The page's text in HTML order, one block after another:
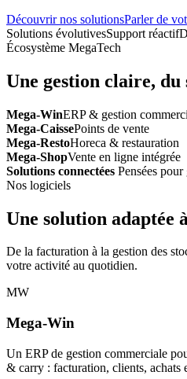
Découvrir nos solutionsParler de
Solutions évolutivesSupport réactif
Écosystème MegaTech
Une gestion claire, du
Mega-WinERP & gestion
Mega-CaissePoints de vente
Mega-RestoHoreca & restauration
Mega-ShopVente en ligne intégrée
Solutions connectées Pensées
Nos logiciels
Une solution adaptée
De la facturation à la gestion des
votre activité au quotidien.
MW
Mega-Win
Un ERP de gestion commerciale
& carry : facturation, clients, achats